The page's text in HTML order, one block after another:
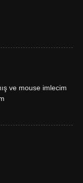
ve mouse imlecim